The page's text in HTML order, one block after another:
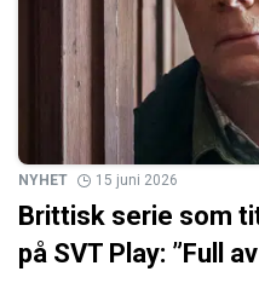
NYHET 15 juni 2026
Brittisk serie som
på SVT Play: ”Full